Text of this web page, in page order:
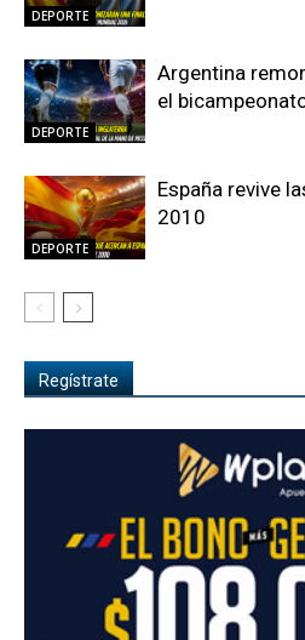
DEPORTE
DEPORTE
Argentina
el
DEPORTE
España revive
2010
Regístrate